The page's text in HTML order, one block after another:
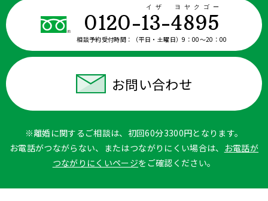
0120-13-4895
イザ ヨヤクゴー
相談予約受付時間： （平日・土曜日）9：00〜20：00
お問い合わせ
※離婚に関するご相談は、初回60分3300円となります。
お電話がつながらない、またはつながりにくい場合は、
お電話が
つながりにくいページをご確認ください。